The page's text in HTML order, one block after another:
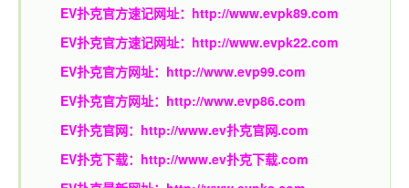
EV扑克官方速记网址： http://www.evpk89.com
EV扑克官方速记网址： http://www.evpk22.com
EV扑克官方网址： http://www.evp99.com
EV扑克官方网址： http://www.evp86.com
EV扑克官网： http://www.ev扑克官网.com
EV扑克下载： http://www.ev扑克下载.com